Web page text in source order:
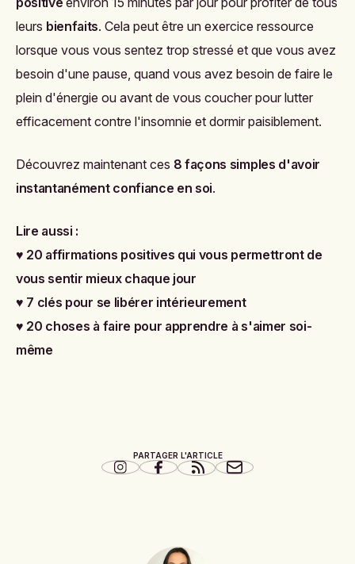
leurs bienfaits. Cela peut être un exercice ressource
lorsque vous vous sentez trop stressé et que vous avez
besoin d'une pause, quand vous avez besoin de faire le
plein d'énergie ou avant de vous coucher pour lutter
efficacement contre l'insomnie et dormir paisiblement.
Découvrez maintenant ces 8 façons simples d'avoir
instantanément confiance en soi.
Lire aussi :
♥ 20 affirmations positives qui vous permettront de
vous sentir mieux chaque jour
♥ 7 clés pour se libérer intérieurement
♥ 20 choses à faire pour apprendre à s'aimer soi-
même
PARTAGER L'ARTICLE